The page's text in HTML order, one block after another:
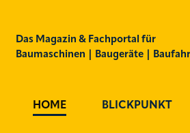
Das Magazin & Fachportal für
Baumaschinen | Baugeräte |
HOME BLICKPUNKT